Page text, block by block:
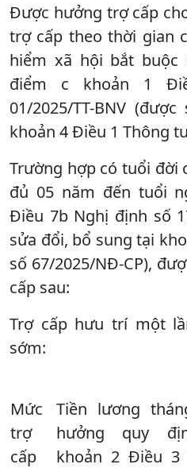
Được hưởng trợ cấp
trợ cấp theo thời gian
hiểm xã hội bắt
điểm c khoản 1
01/2025/TT-BNV
khoản 4 Điều 1 Thông
Trường hợp có tuổi đời
đủ 05 năm đến tuổi
Điều 7b Nghị định số
sửa đổi, bổ sung tại
số 67/2025/NĐ-CP),
cấp sau:
Trợ cấp hưu trí một
sớm:
Mức
trợ
cấp
Tiền lương
hưởng quy
khoản 2 Điều 3